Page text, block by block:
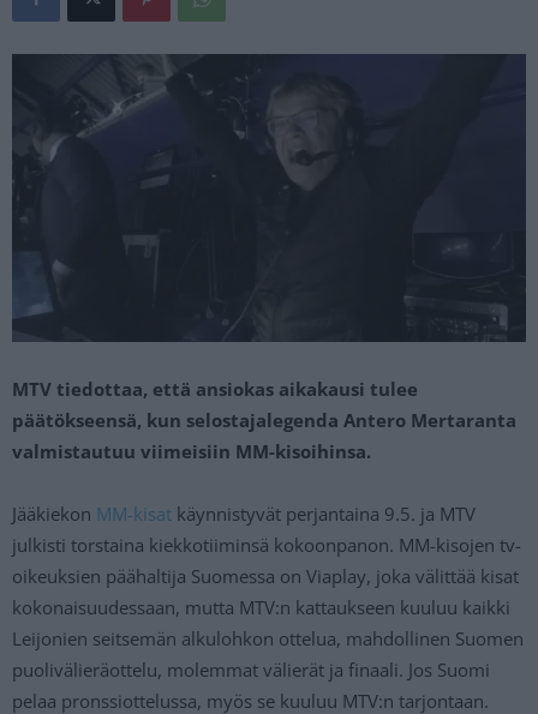
MTV tiedottaa, että ansiokas aikakausi tulee
päätökseensä, kun selostajalegenda Antero Mertaranta
valmistautuu viimeisiin MM-kisoihinsa.
Jääkiekon MM-kisat käynnistyvät perjantaina 9.5. ja MTV
julkisti torstaina kiekkotiiminsä kokoonpanon. MM-kisojen tv-
oikeuksien päähaltija Suomessa on Viaplay, joka välittää kisat
kokonaisuudessaan, mutta MTV:n kattaukseen kuuluu kaikki
Leijonien seitsemän alkulohkon ottelua, mahdollinen Suomen
puolivälieräottelu, molemmat välierät ja finaali. Jos Suomi
pelaa pronssiottelussa, myös se kuuluu MTV:n tarjontaan.